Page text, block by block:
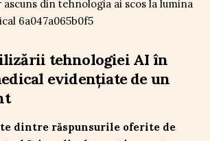
tehnologiei AI în
evidențiate de un
dintre răspunsurile oferite de